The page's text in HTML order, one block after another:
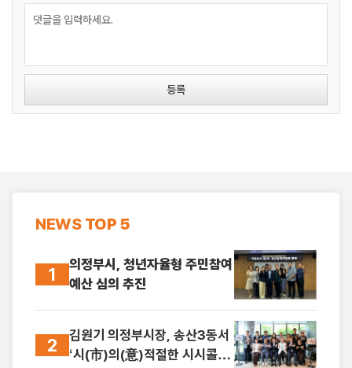
등록
NEWS TOP 5
1
의정부시, 청년자율형 주민참여
예산 심의 추진
2
김원기 의정부시장, 송산3동서
‘시(市)의(意)적절한 시시콜콜’